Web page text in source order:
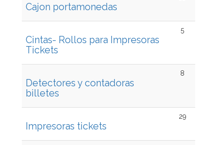
Cajon portamonedas
Cintas- Rollos para Impresoras
Tickets
5
Detectores y contadoras
billetes
8
Impresoras tickets
29